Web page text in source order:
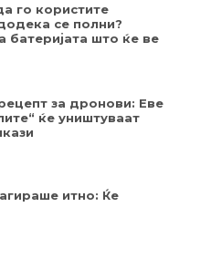
го користите
се полни?
батеријата што ќе ве
за дронови: Еве
ќе уништуваат
итно: Ќе